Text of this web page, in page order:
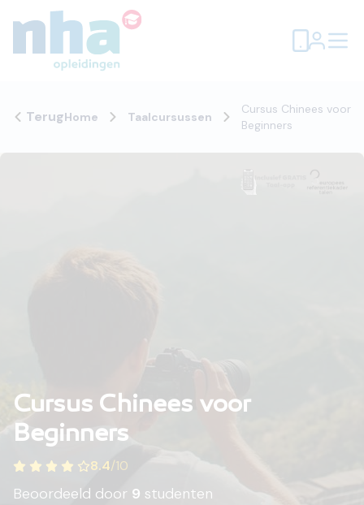
TerugHome Taalcursussen
Cursus Chinees voor
Beginners
Cursus Chinees voor
Beginners
8.4/10
Beoordeeld door 9 studenten